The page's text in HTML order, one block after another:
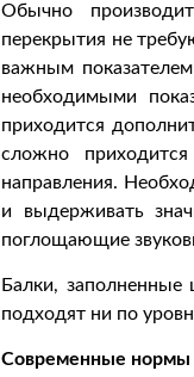
Обычно
перекрытия не
важным
необходимыми
приходится
сложно
направления.
и выдерживать
поглощающие
Балки,
подходят ни по
Современные нормы